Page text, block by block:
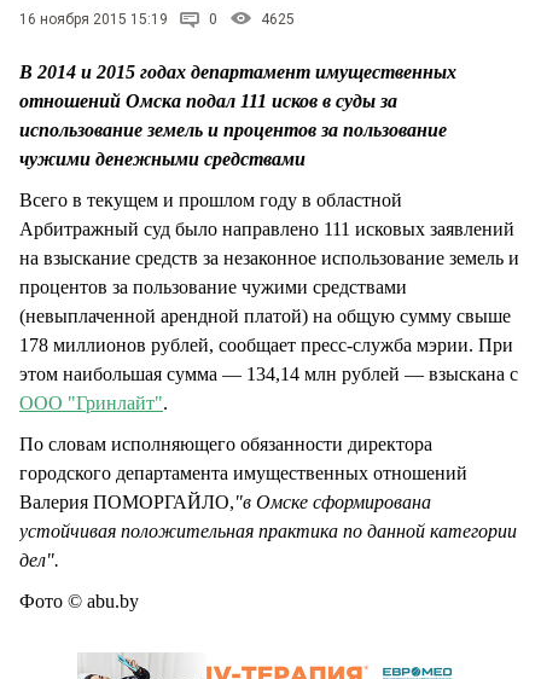
16 ноября 2015 15:19 0 4625
В 2014 и 2015 годах департамент имущественных
отношений Омска подал 111 исков в суды за
использование земель и процентов за пользование
чужими денежными средствами
Всего в текущем и прошлом году в областной
Арбитражный суд было направлено 111 исковых заявлений
на взыскание средств за незаконное использование земель и
процентов за пользование чужими средствами
(невыплаченной арендной платой) на общую сумму свыше
178 миллионов рублей, сообщает пресс-служба мэрии. При
этом наибольшая сумма — 134,14 млн рублей — взыскана с
ООО "Гринлайт".
По словам исполняющего обязанности директора
городского департамента имущественных отношений
Валерия ПОМОРГАЙЛО,"в Омске сформирована
устойчивая положительная практика по данной категории
дел".
Фото © abu.by